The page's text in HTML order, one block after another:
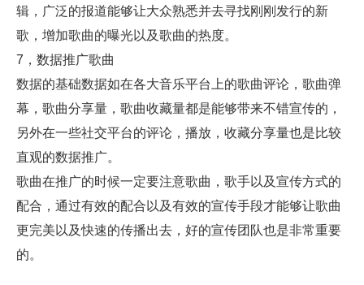
辑，广泛的报道能够让大众熟悉并去寻找刚刚发行的新
歌，增加歌曲的曝光以及歌曲的热度。
7，数据推广歌曲
数据的基础数据如在各大音乐平台上的歌曲评论，歌曲弹
幕，歌曲分享量，歌曲收藏量都是能够带来不错宣传的，
另外在一些社交平台的评论，播放，收藏分享量也是比较
直观的数据推广。
歌曲在推广的时候一定要注意歌曲，歌手以及宣传方式的
配合，通过有效的配合以及有效的宣传手段才能够让歌曲
更完美以及快速的传播出去，好的宣传团队也是非常重要
的。